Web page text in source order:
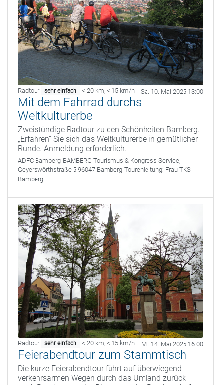
Radtour sehr einfach < 20 km, < 15 km/h Sa. 10. Mai 2025 13:00
Mit dem Fahrrad durchs
Weltkulturerbe
Zweistündige Radtour zu den Schönheiten Bamberg.
„Erfahren“ Sie sich das Weltkulturerbe in gemütlicher
Runde. Anmeldung erforderlich.
ADFC Bamberg BAMBERG Tourismus & Kongress Service,
Geyerswörthstraße 5 96047 Bamberg Tourenleitung: Frau TKS
Bamberg
Radtour sehr einfach < 20 km, < 15 km/h Mi. 14. Mai 2025 16:00
Feierabendtour zum Stammtisch
Die kurze Feierabendtour führt auf überwiegend
verkehrsarmen Wegen durch das Umland zurück